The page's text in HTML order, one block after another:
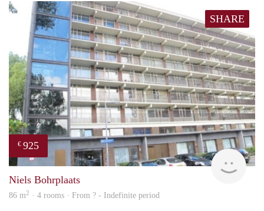
SHARE
€ 925
rent
Niels Bohrplaats
86 m2 · 4 rooms · From ? - Indefinite period